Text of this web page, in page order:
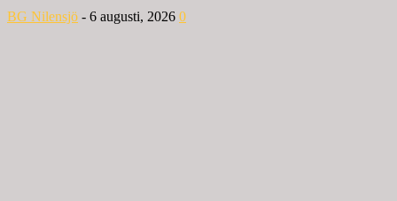
BG Nilensjö - 6 augusti, 2026 0